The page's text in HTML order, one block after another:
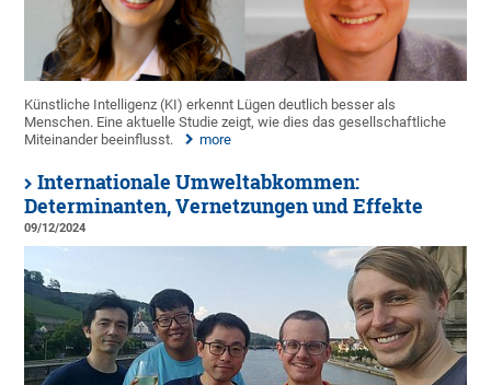
Künstliche Intelligenz (KI) erkennt Lügen deutlich besser als
Menschen. Eine aktuelle Studie zeigt, wie dies das gesellschaftliche
Miteinander beeinflusst.
more
Internationale Umweltabkommen:
Determinanten, Vernetzungen und Effekte
09/12/2024